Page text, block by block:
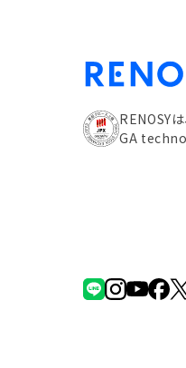
RENOSY
GA